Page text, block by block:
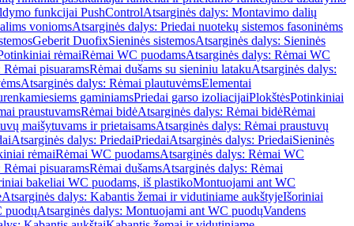
funkcijai PushControlAtsarginės dalys: Montavimo dalių
voniomsAtsarginės dalys: Priedai nuotekų sistemos fasoninėms
Geberit DuofixSieninės sistemosAtsarginės dalys: Sieninės
rėmaiRėmai WC puodamsAtsarginės dalys: Rėmai WC
pisuaramsRėmai dušams su sieniniu latakuAtsarginės dalys:
Atsarginės dalys: Rėmai plautuvėmsElementai
gaminiamsPriedai garso izoliacijaiPlokštėsPotinkiniai
praustuvamsRėmai bidėAtsarginės dalys: Rėmai bidėRėmai
maišytuvams ir prietaisamsAtsarginės dalys: Rėmai praustuvų
Atsarginės dalys: PriedaiPriedaiAtsarginės dalys: PriedaiSieninės
rėmaiRėmai WC puodamsAtsarginės dalys: Rėmai WC
pisuaramsRėmai dušamsAtsarginės dalys: Rėmai
bakeliai WC puodams, iš plastikoMontuojami ant WC
Atsarginės dalys: Kabantis žemai ir vidutiniame aukštyjeIšoriniai
puodųAtsarginės dalys: Montuojami ant WC puodųVandens